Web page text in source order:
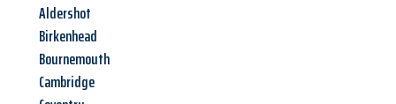
Aldershot
Birkenhead
Bournemouth
Cambridge